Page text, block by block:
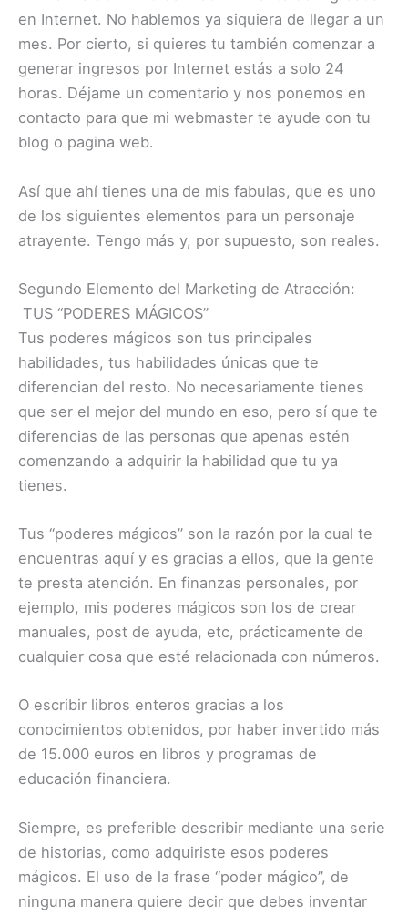
en Internet. No hablemos ya siquiera de llegar a un
mes. Por cierto, si quieres tu también comenzar a
generar ingresos por Internet estás a solo 24
horas. Déjame un comentario y nos ponemos en
contacto para que mi webmaster te ayude con tu
blog o pagina web.
Así que ahí tienes una de mis fabulas, que es uno
de los siguientes elementos para un personaje
atrayente. Tengo más y, por supuesto, son reales.
Segundo Elemento del Marketing de Atracción:
TUS “PODERES MÁGICOS”
Tus poderes mágicos son tus principales
habilidades, tus habilidades únicas que te
diferencian del resto. No necesariamente tienes
que ser el mejor del mundo en eso, pero sí que te
diferencias de las personas que apenas estén
comenzando a adquirir la habilidad que tu ya
tienes.
Tus “poderes mágicos” son la razón por la cual te
encuentras aquí y es gracias a ellos, que la gente
te presta atención. En finanzas personales, por
ejemplo, mis poderes mágicos son los de crear
manuales, post de ayuda, etc, prácticamente de
cualquier cosa que esté relacionada con números.
O escribir libros enteros gracias a los
conocimientos obtenidos, por haber invertido más
de 15.000 euros en libros y programas de
educación financiera.
Siempre, es preferible describir mediante una serie
de historias, como adquiriste esos poderes
mágicos. El uso de la frase “poder mágico”, de
ninguna manera quiere decir que debes inventar